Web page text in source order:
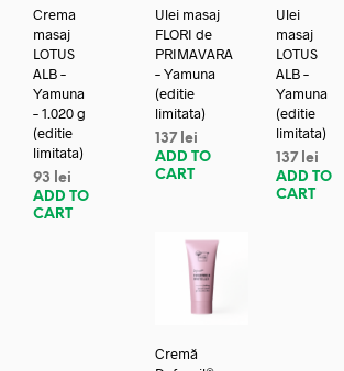
Crema
masaj
LOTUS
ALB –
Yamuna
– 1.020 g
(editie
limitata)
93
lei
ADD TO
CART
Ulei masaj
FLORI de
PRIMAVARA
– Yamuna
(editie
limitata)
137 lei
ADD TO
CART
Ulei
masaj
LOTUS
ALB –
Yamuna
(editie
limitata)
137 lei
ADD TO
CART
Cremă